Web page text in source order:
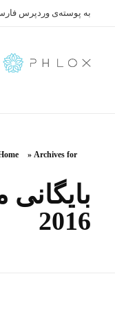
به پوسته‌ی وردپرس
» Archives for مارس 2016
2016